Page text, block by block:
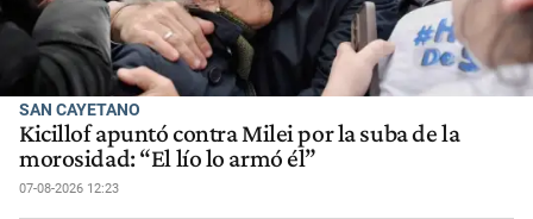
SAN CAYETANO
Kicillof apuntó contra Milei por la suba de la
morosidad: “El lío lo armó él”
07-08-2026 12:23